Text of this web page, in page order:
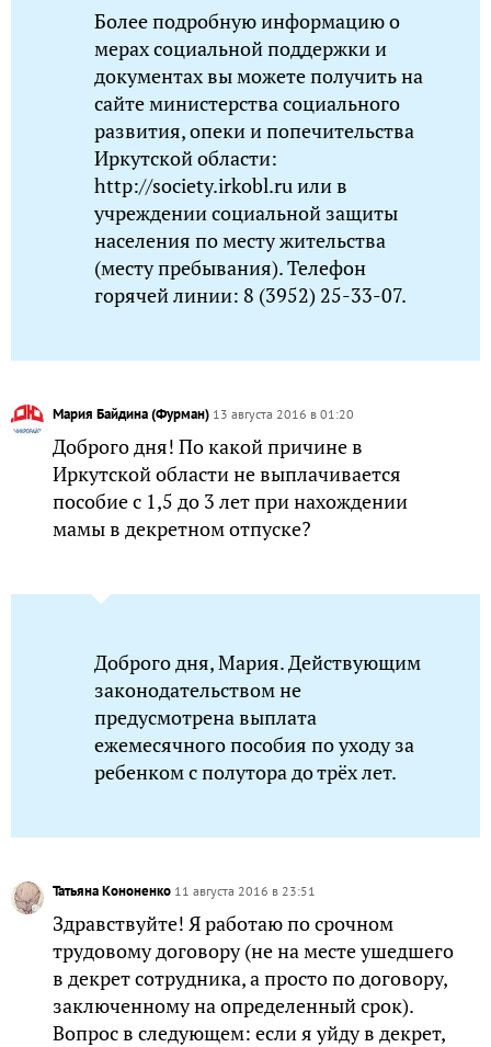
Более подробную информацию о
мерах социальной поддержки и
документах вы можете получить на
сайте министерства социального
развития, опеки и попечительства
Иркутской области:
http://society.irkobl.ru или в
учреждении социальной защиты
населения по месту жительства
(месту пребывания). Телефон
горячей линии: 8 (3952) 25-33-07.
Мария Байдина (Фурман) 13 августа 2016 в 01:20
Доброго дня! По какой причине в
Иркутской области не выплачивается
пособие с 1,5 до 3 лет при нахождении
мамы в декретном отпуске?
Доброго дня, Мария. Действующим
законодательством не
предусмотрена выплата
ежемесячного пособия по уходу за
ребенком с полутора до трёх лет.
Татьяна Кононенко 11 августа 2016 в 23:51
Здравствуйте! Я работаю по срочном
трудовому договору (не на месте ушедшего
в декрет сотрудника, а просто по договору,
заключенному на определенный срок).
Вопрос в следующем: если я уйду в декрет,